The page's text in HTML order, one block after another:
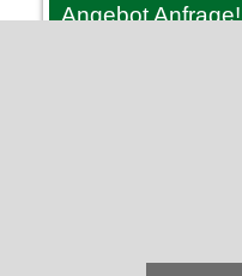
Angebot Anfrage!